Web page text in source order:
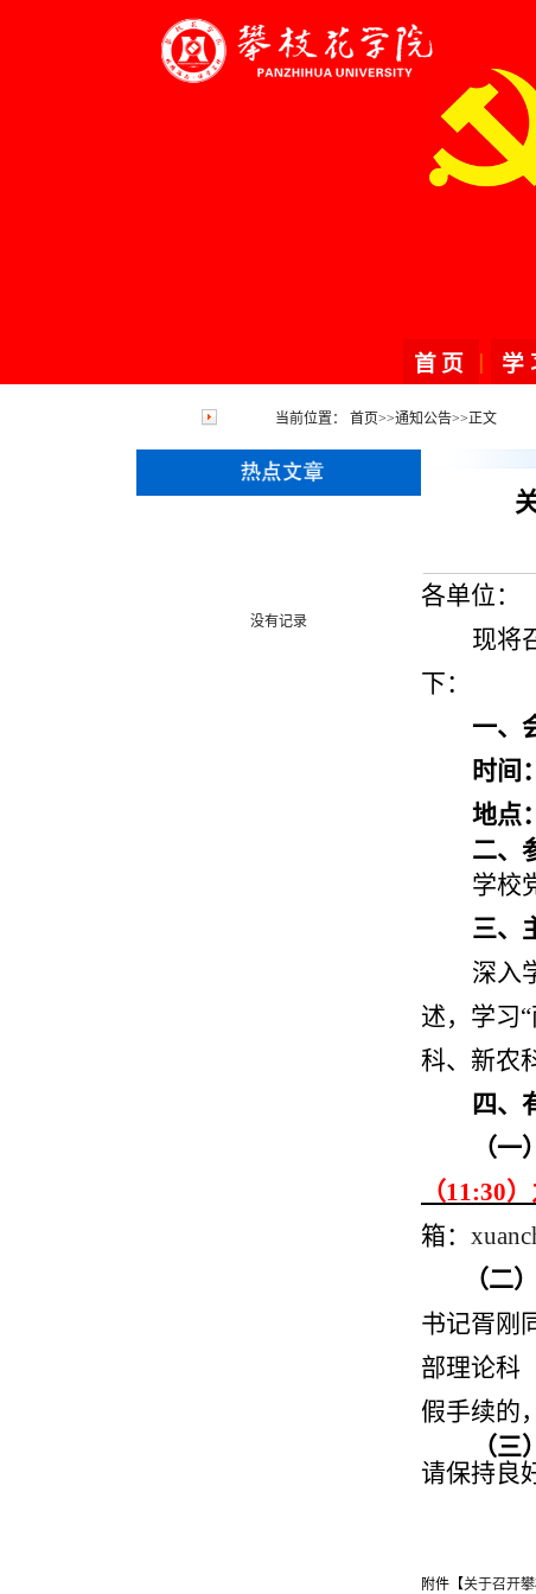
首页 | 学
当前位置： 首页>>通知公告>>正文
没有记录
各单位：
现将
下：
一、
时间：
地点：
二、
学校
三、
深入
述，学习
科、新农
四、
（
（11:30
箱：
（二
书记胥刚
部理论科
假手续的
（
请保持良
附件【关于召开